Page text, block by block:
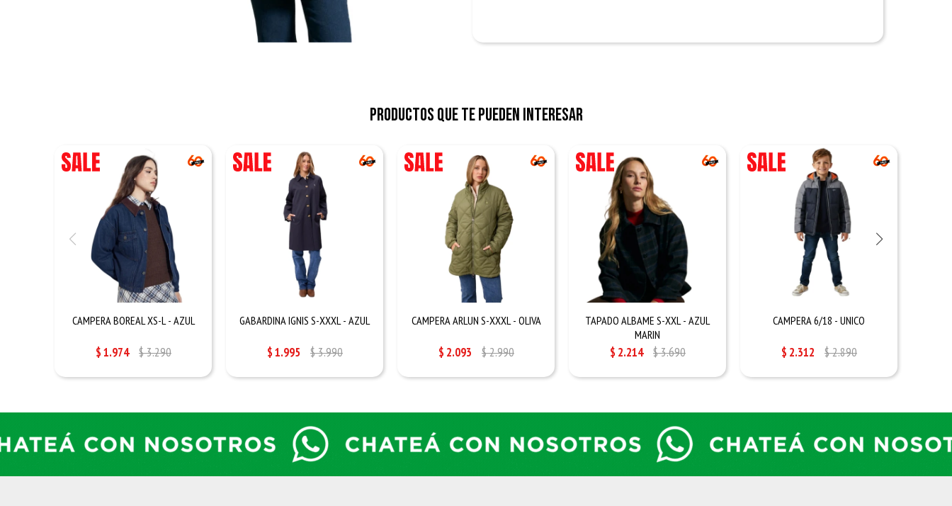
Productos que te pueden interesar
CAMPERA BOREAL XS-L - AZUL
$1.974 $3.290
GABARDINA IGNIS S-XXXL - AZUL
$1.995 $3.990
CAMPERA ARLUN S-XXXL - OLIVA
$ 2.093 $2.990
TAPADO ALBAME S-XXL - AZUL
MARIN
$ 2.214 $3.690
CAMPERA 6/18 - UNICO
$ 2.312 $2.890